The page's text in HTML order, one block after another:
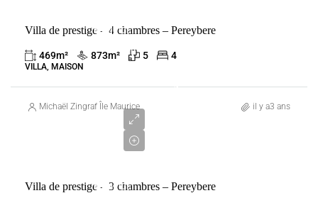
MAURICE
PEREYBÈRE
Villa de prestige – 4 chambres – Pereybere
469m² 873m² 5 4
VILLA, MAISON
Michaël Zingraf Île Maurice il y a3 ans
MAURICE
1
Villa de prestige – 3 chambres – Pereybere